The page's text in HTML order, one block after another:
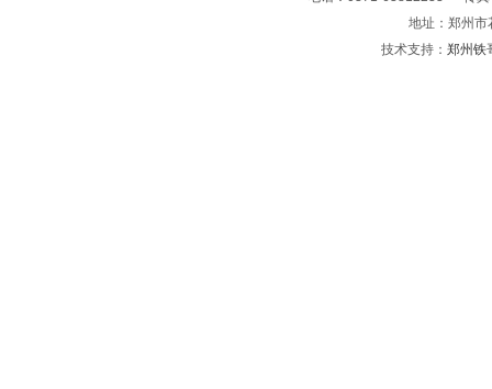
地址：郑州
技术支持： 郑州铁